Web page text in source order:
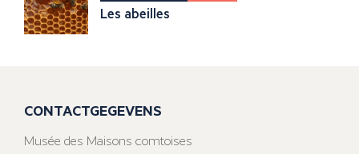
Les abeilles
CONTACTGEGEVENS
Musée des Maisons comtoises